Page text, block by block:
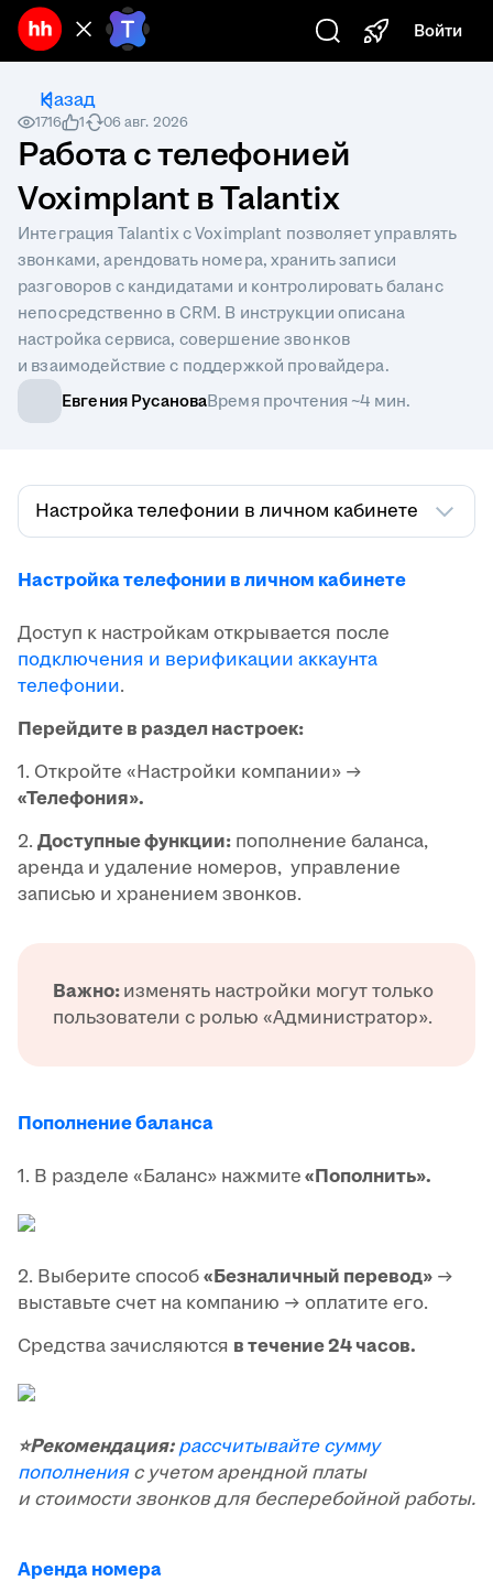
Войти
Назад
1716 1 06 авг. 2026
Работа с телефонией
Voximplant в Talantix
Интеграция Talantix с Voximplant позволяет управлять
звонками, арендовать номера, хранить записи
разговоров с кандидатами и контролировать баланс
непосредственно в CRM. В инструкции описана
настройка сервиса, совершение звонков
и взаимодействие с поддержкой провайдера.
Евгения РусановаВремя прочтения ~4 мин.
Настройка телефонии в личном кабинете
Настройка телефонии в личном кабинете
Доступ к настройкам открывается после
подключения и верификации аккаунта
телефонии.
Перейдите в раздел настроек:
1. Откройте «Настройки компании» →
«Телефония».
2. Доступные функции: пополнение баланса,
аренда и удаление номеров, управление
записью и хранением звонков.
Важно: изменять настройки могут только
пользователи с ролью «Администратор».
Пополнение баланса
1. В разделе «Баланс» нажмите «Пополнить».
2. Выберите способ «Безналичный перевод» →
выставьте счет на компанию → оплатите его.
Средства зачисляются в течение 24 часов.
⭐Рекомендация: рассчитывайте сумму
пополненияс учетом арендной платы
и стоимости звонков для бесперебойной работы.
Аренда номера